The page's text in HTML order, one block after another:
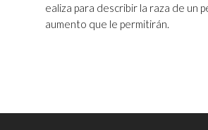
ealiza para describir la raza de un
aumento que le permitirán.